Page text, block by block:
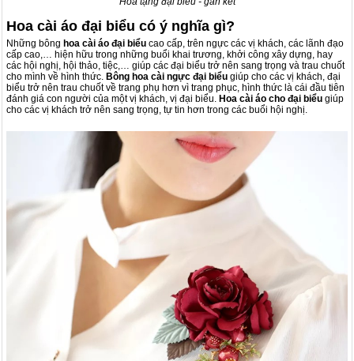
Hoa cài áo đại biểu có ý nghĩa gì?
Những bông hoa cài áo đại biểu cao cấp, trên ngực các vị khách, các lãnh đạo
cấp cao,… hiện hữu trong những buổi khai trương, khởi công xây dựng, hay
các hội nghị, hội thảo, tiệc,… giúp các đại biểu trở nên sang trọng và trau chuốt
cho mình về hình thức. Bông hoa cài ngực đại biểu giúp cho các vị khách, đại
biểu trở nên trau chuốt về trang phụ hơn vì trang phục, hình thức là cái đầu tiên
đánh giá con người của một vị khách, vị đại biểu. Hoa cài áo cho đại biểu giúp
cho các vị khách trở nên sang trọng, tự tin hơn trong các buổi hội nghị.